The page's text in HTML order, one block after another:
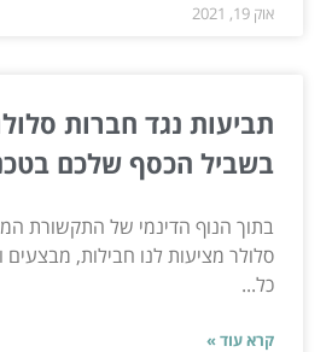
אוק 19, 2021
תביעות נגד חברות
בשביל הכסף שלכם
בתוך הנוף הדינמי של התקשורת
סלולר מציעות לנו חבילות,
כל...
קרא עוד »